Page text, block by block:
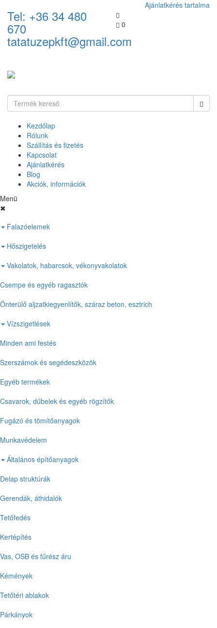
Tel: +36 34 480
670
tatatuzepkft@gmail.com
Ajánlatkérés tartalma
0
Kezdőlap
Rólunk
Szállítás és fizetés
Kapcsolat
Ajánlatkérés
Blog
Akciók, információk
Menü
✖
Falazóelemek
Hőszigetelés
Vakolatok, habarcsok, vékonyvakolatok
Csempe és egyéb ragasztók
Önterülő aljzatkiegyenlítők, száraz beton, esztrich
Vízszigetlések
Minden ami festés
Szerszámok és segédeszközök
Egyéb termékek
Csavarok, dűbelek és egyéb rögzítők
Fugázó és tömítőanyagok
Munkavédelem
Általános építőanyagok
Delap struktúrák
Gerendák, áthidalók
Tetőfedés
Kertépítés
Vas, OSB és fűrész áru
Kémények
Tetőtéri ablakok
Párkányok